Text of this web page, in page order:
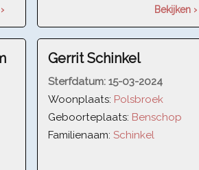
Bekijken ›
Gerrit Schinkel
Sterfdatum: 15-03-2024
Woonplaats: Polsbroek
Geboorteplaats: Benschop
Familienaam: Schinkel